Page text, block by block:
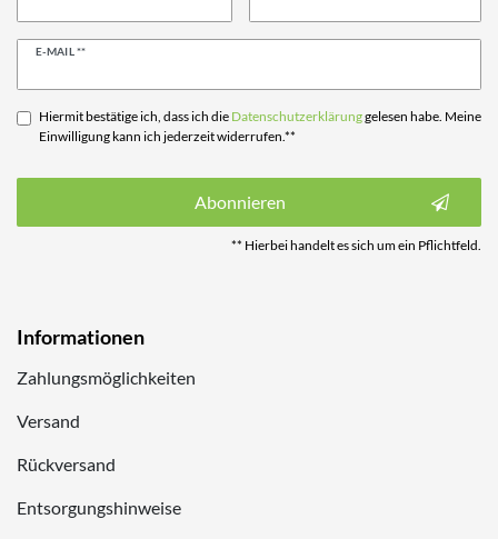
E-MAIL **
Newsletter
Hiermit bestätige ich, dass ich die Daten­schutz­erklärunggelesen habe. Meine
Einwilligung kann ich jederzeit widerrufen.**
Abonnieren
** Hierbei handelt es sich um ein Pflichtfeld.
Informationen
Zahlungsmöglichkeiten
Versand
Rückversand
Entsorgungshinweise